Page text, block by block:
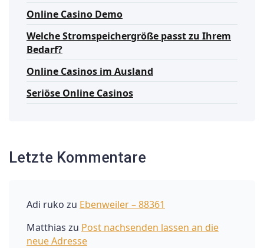
Online Casino Demo
Welche Stromspeichergröße passt zu Ihrem
Bedarf?
Online Casinos im Ausland
Seriöse Online Casinos
Letzte Kommentare
Adi ruko zu Ebenweiler – 88361
Matthias zu Post nachsenden lassen an die
neue Adresse